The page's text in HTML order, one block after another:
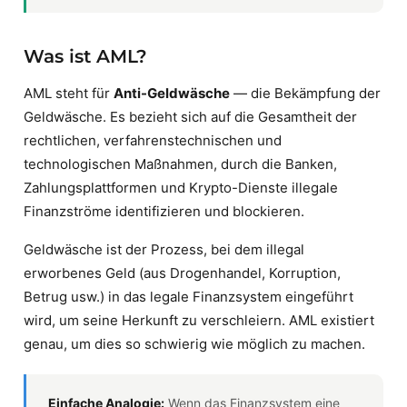
Was ist AML?
AML steht für Anti-Geldwäsche — die Bekämpfung der
Geldwäsche. Es bezieht sich auf die Gesamtheit der
rechtlichen, verfahrenstechnischen und
technologischen Maßnahmen, durch die Banken,
Zahlungsplattformen und Krypto-Dienste illegale
Finanzströme identifizieren und blockieren.
Geldwäsche ist der Prozess, bei dem illegal
erworbenes Geld (aus Drogenhandel, Korruption,
Betrug usw.) in das legale Finanzsystem eingeführt
wird, um seine Herkunft zu verschleiern. AML existiert
genau, um dies so schwierig wie möglich zu machen.
Einfache Analogie: Wenn das Finanzsystem eine